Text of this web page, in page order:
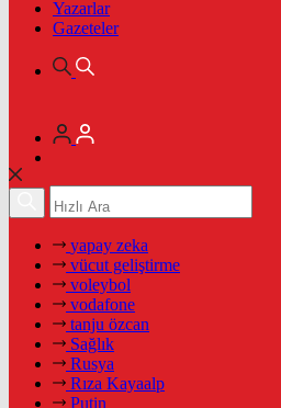
Yazarlar
Gazeteler
yapay zeka
vücut geliştirme
voleybol
vodafone
tanju özcan
Sağlık
Rusya
Rıza Kayaalp
Putin